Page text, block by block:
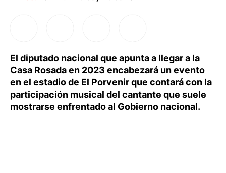
El diputado nacional que apunta a llegar a la
Casa Rosada en 2023 encabezará un evento
en el estadio de El Porvenir que contará con la
participación musical del cantante que suele
mostrarse enfrentado al Gobierno nacional.